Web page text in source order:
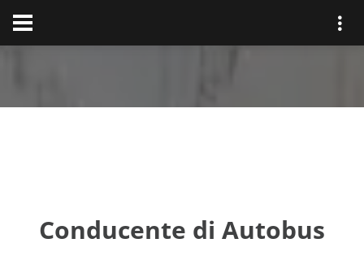
Conducente di Autobus